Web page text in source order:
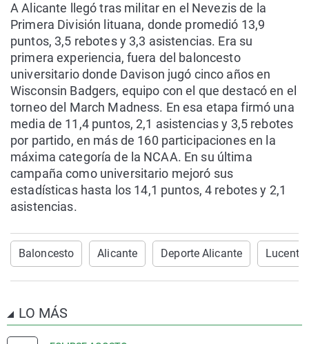
A Alicante llegó tras militar en el Nevezis de la
Primera División lituana, donde promedió 13,9
puntos, 3,5 rebotes y 3,3 asistencias. Era su
primera experiencia, fuera del baloncesto
universitario donde Davison jugó cinco años en
Wisconsin Badgers, equipo con el que destacó en el
torneo del March Madness. En esa etapa firmó una
media de 11,4 puntos, 2,1 asistencias y 3,5 rebotes
por partido, en más de 160 participaciones en la
máxima categoría de la NCAA. En su última
campaña como universitario mejoró sus
estadísticas hasta los 14,1 puntos, 4 rebotes y 2,1
asistencias.
Baloncesto Alicante Deporte Alicante
LO MÁS